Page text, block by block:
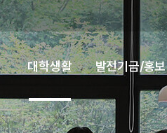
대학생활 발전기금/홍보